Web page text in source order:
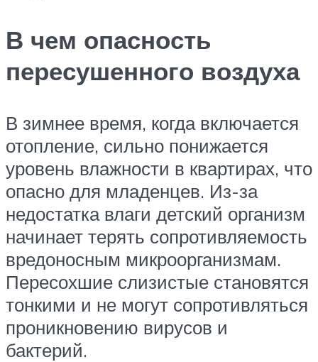
В чем опасность
пересушенного воздуха
В зимнее время, когда включается
отопление, сильно понижается
уровень влажности в квартирах, что
опасно для младенцев. Из-за
недостатка влаги детский организм
начинает терять сопротивляемость
вредоносным микроорганизмам.
Пересохшие слизистые становятся
тонкими и не могут сопротивляться
проникновению вирусов и
бактерий.